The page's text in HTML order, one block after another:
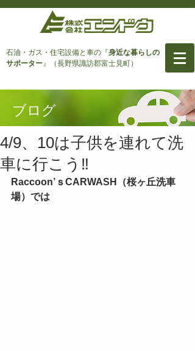
石油・ガス・住宅設備と車の『身近な暮らしの
サポーター』（長野県諏訪郡富士見町）
ブログ
4/9、10は子供を連れて洗
車に行こう‼
Raccoon’ｓCARWASH（桜ヶ丘洗車
場）では